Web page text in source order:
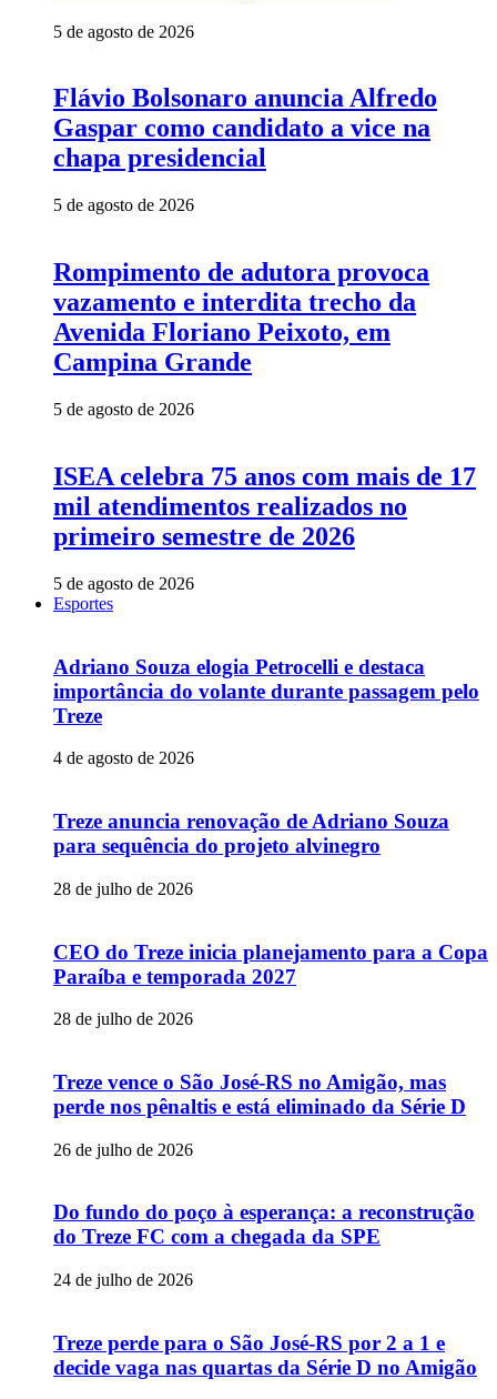
5 de agosto de 2026
Flávio Bolsonaro anuncia Alfredo
Gaspar como candidato a vice na
chapa presidencial
5 de agosto de 2026
Rompimento de adutora provoca
vazamento e interdita trecho da
Avenida Floriano Peixoto, em
Campina Grande
5 de agosto de 2026
ISEA celebra 75 anos com mais de 17
mil atendimentos realizados no
primeiro semestre de 2026
5 de agosto de 2026
Esportes
Adriano Souza elogia Petrocelli e destaca
importância do volante durante passagem pelo
Treze
4 de agosto de 2026
Treze anuncia renovação de Adriano Souza
para sequência do projeto alvinegro
28 de julho de 2026
CEO do Treze inicia planejamento para a Copa
Paraíba e temporada 2027
28 de julho de 2026
Treze vence o São José-RS no Amigão, mas
perde nos pênaltis e está eliminado da Série D
26 de julho de 2026
Do fundo do poço à esperança: a reconstrução
do Treze FC com a chegada da SPE
24 de julho de 2026
Treze perde para o São José-RS por 2 a 1 e
decide vaga nas quartas da Série D no Amigão